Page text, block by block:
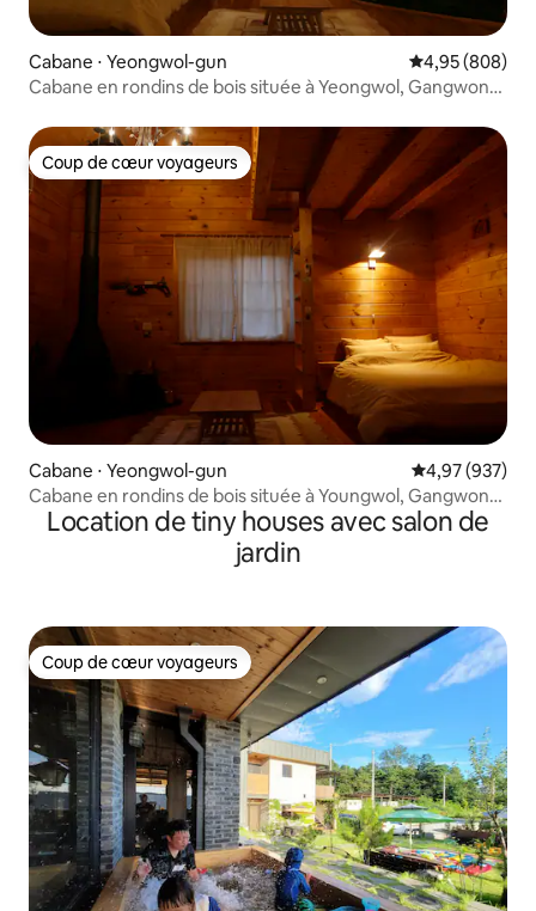
Cabane ⋅ Yeongwol-gun Évaluation
4,95 (808)
Cabane en rondins de bois située à Yeongwol, Gangwon-
Coup de cœur voyageurs
Coup de cœur voyageurs
Cabane ⋅ Yeongwol-gun Évaluation
4,97 (937)
Cabane en rondins de bois située à Youngwol, Gangwon-
doLocation de tiny houses avec salon de
jardin
Coup de cœur voyageurs
Coup de cœur voyageurs